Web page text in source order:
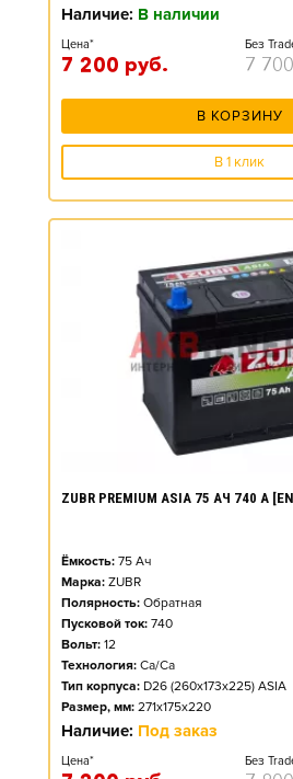
Наличие: В наличии
Цена*
7 200 руб.
Без
7 700
В КОРЗИНУ
В 1 клик
ZUBR PREMIUM ASIA 75 АЧ 740 А
Ёмкость: 75 Ач
Марка: ZUBR
Полярность: Обратная
Пусковой ток: 740
Вольт: 12
Технология: Ca/Ca
Тип корпуса: D26 (260x173x225) ASIA
Размер, мм: 271x175x220
Наличие: Под заказ
Цена* Без